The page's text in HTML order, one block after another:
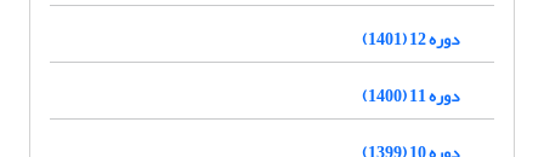
دوره 12 (1401)
دوره 11 (1400)